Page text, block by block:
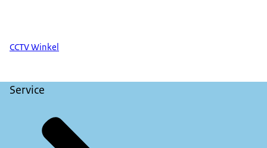
CCTV Winkel
Service